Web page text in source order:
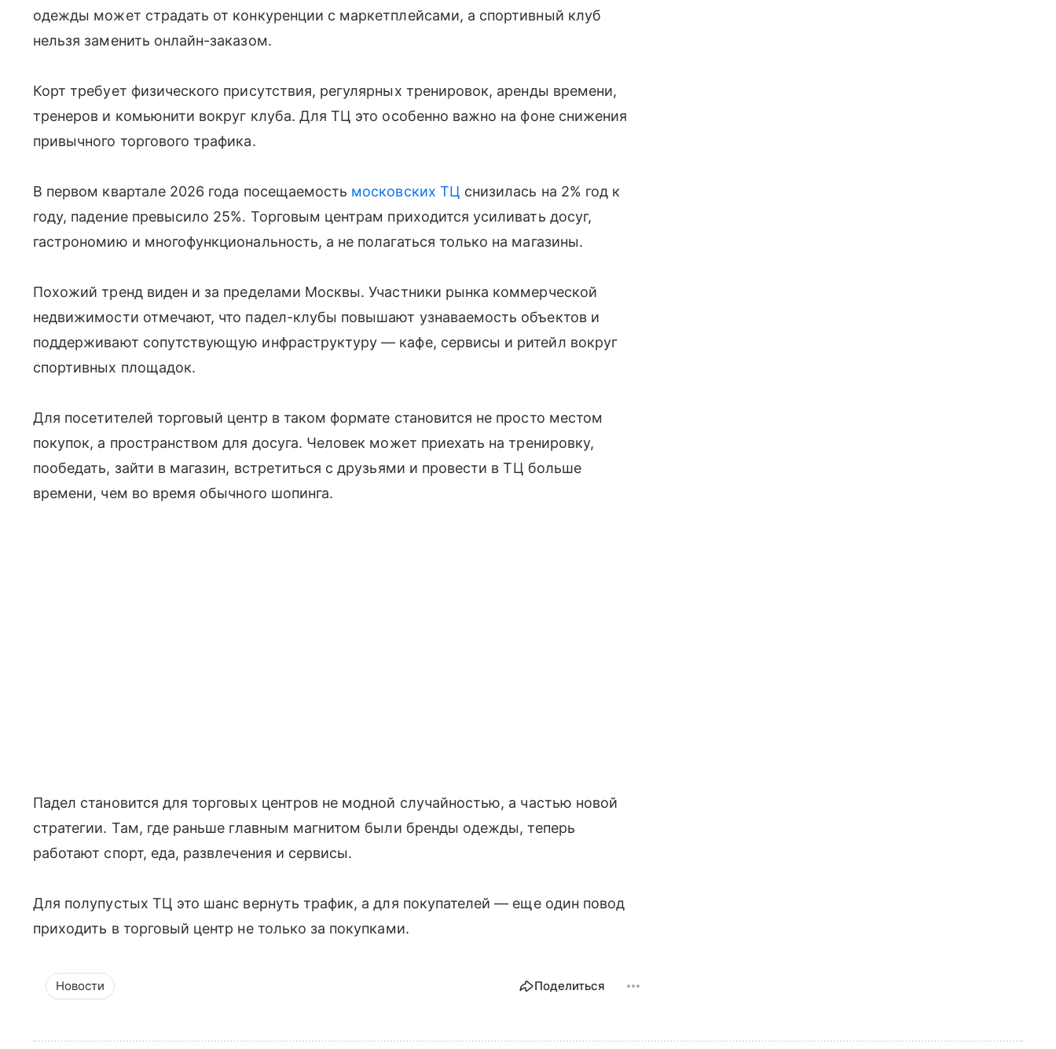
одежды может страдать от конкуренции с маркетплейсами, а спортивный клуб
нельзя заменить онлайн-заказом.
Корт требует физического присутствия, регулярных тренировок, аренды времени,
тренеров и комьюнити вокруг клуба. Для ТЦ это особенно важно на фоне снижения
привычного торгового трафика.
В первом квартале 2026 года посещаемость московских ТЦ снизилась на 2% год к
году, падение превысило 25%. Торговым центрам приходится усиливать досуг,
гастрономию и многофункциональность, а не полагаться только на магазины.
Похожий тренд виден и за пределами Москвы. Участники рынка коммерческой
недвижимости отмечают, что падел-клубы повышают узнаваемость объектов и
поддерживают сопутствующую инфраструктуру — кафе, сервисы и ритейл вокруг
спортивных площадок.
Для посетителей торговый центр в таком формате становится не просто местом
покупок, а пространством для досуга. Человек может приехать на тренировку,
пообедать, зайти в магазин, встретиться с друзьями и провести в ТЦ больше
времени, чем во время обычного шопинга.
Падел становится для торговых центров не модной случайностью, а частью новой
стратегии. Там, где раньше главным магнитом были бренды одежды, теперь
работают спорт, еда, развлечения и сервисы.
Для полупустых ТЦ это шанс вернуть трафик, а для покупателей — еще один повод
приходить в торговый центр не только за покупками.
Новости Поделиться